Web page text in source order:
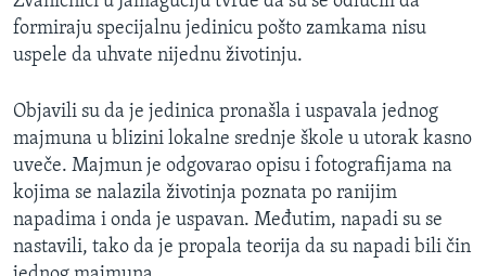
formiraju specijalnu jedinicu pošto zamkama nisu
uspele da uhvate nijednu životinju.
Objavili su da je jedinica pronašla i uspavala jednog
majmuna u blizini lokalne srednje škole u utorak kasno
uveče. Majmun je odgovarao opisu i fotografijama na
kojima se nalazila životinja poznata po ranijim
napadima i onda je uspavan. Međutim, napadi su se
nastavili, tako da je propala teorija da su napadi bili čin